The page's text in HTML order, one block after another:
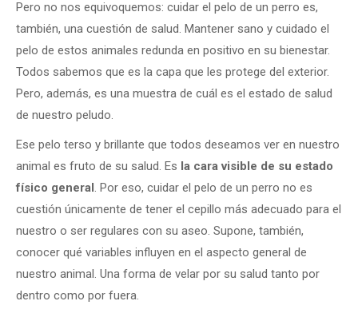
Pero no nos equivoquemos: cuidar el pelo de un perro es,
también, una cuestión de salud. Mantener sano y cuidado el
pelo de estos animales redunda en positivo en su bienestar.
Todos sabemos que es la capa que les protege del exterior.
Pero, además, es una muestra de cuál es el estado de salud
de nuestro peludo.
Ese pelo terso y brillante que todos deseamos ver en nuestro
animal es fruto de su salud. Es la cara visible de su estado
físico general. Por eso, cuidar el pelo de un perro no es
cuestión únicamente de tener el cepillo más adecuado para el
nuestro o ser regulares con su aseo. Supone, también,
conocer qué variables influyen en el aspecto general de
nuestro animal. Una forma de velar por su salud tanto por
dentro como por fuera.